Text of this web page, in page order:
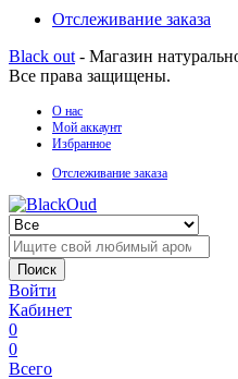
Отслеживание заказа
Black out - Магазин
Все права защищены.
О нас
Мой аккаунт
Избранное
Отслеживание заказа
Поиск
Войти
Кабинет
0
0
Всего